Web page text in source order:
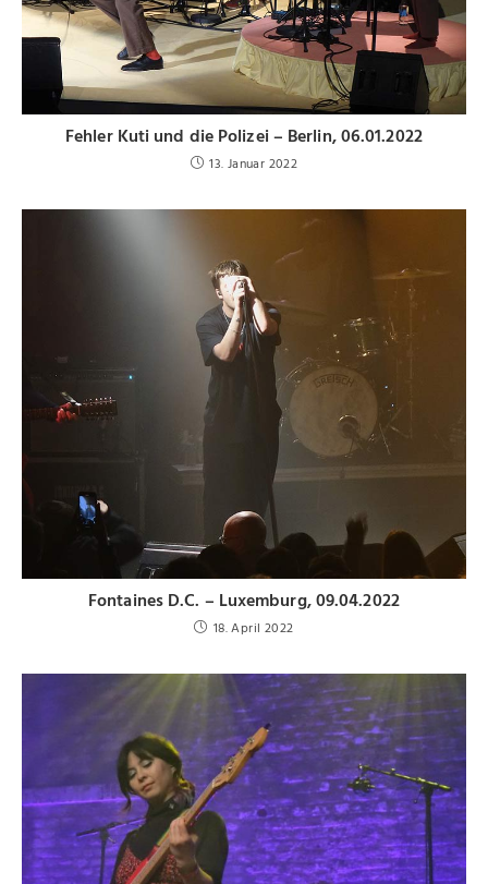
Fehler Kuti und die Polizei – Berlin, 06.01.2022
13. Januar 2022
Fontaines D.C. – Luxemburg, 09.04.2022
18. April 2022